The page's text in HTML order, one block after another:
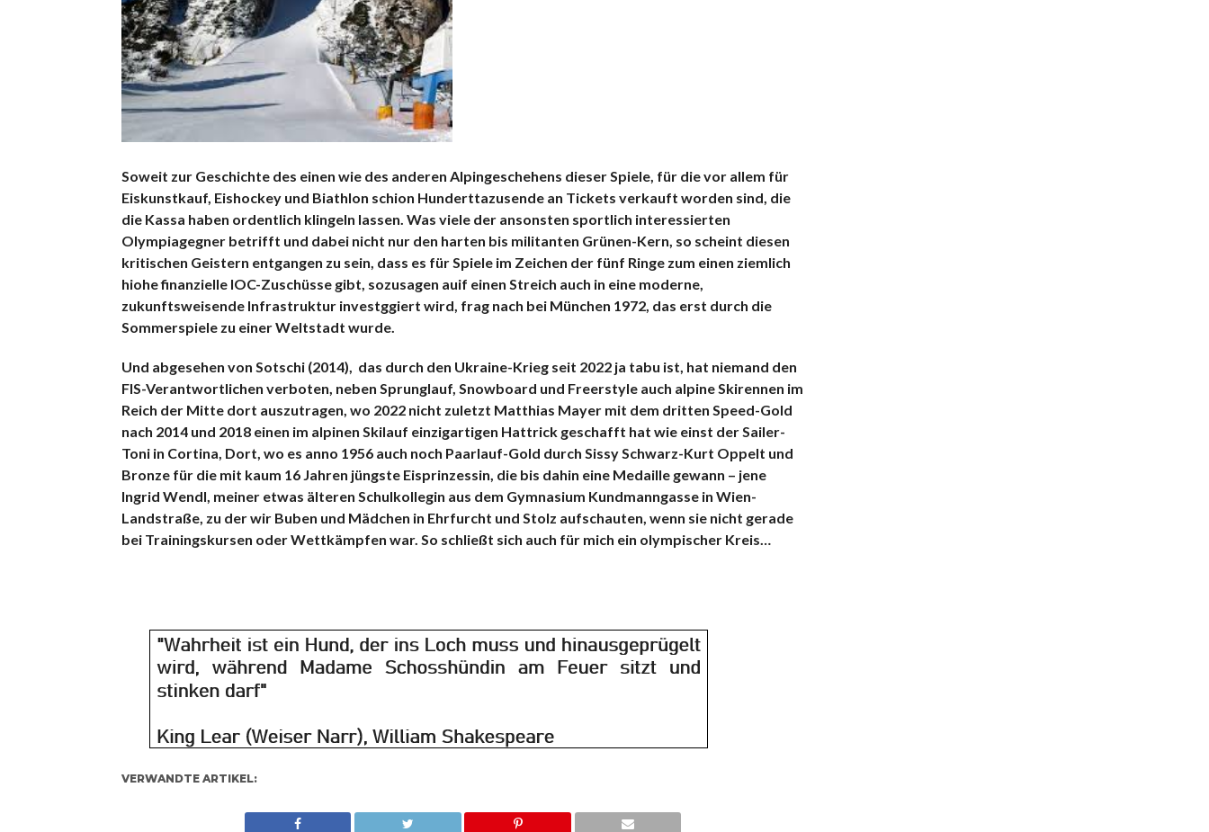
Soweit zur Geschichte des einen wie des anderen Alpingeschehens dieser Spiele, für die vor allem für
Eiskunstkauf, Eishockey und Biathlon schion Hunderttazusende an Tickets verkauft worden sind, die
die Kassa haben ordentlich klingeln lassen. Was viele der ansonsten sportlich interessierten
Olympiagegner betrifft und dabei nicht nur den harten bis militanten Grünen-Kern, so scheint diesen
kritischen Geistern entgangen zu sein, dass es für Spiele im Zeichen der fünf Ringe zum einen ziemlich
hiohe finanzielle IOC-Zuschüsse gibt, sozusagen auif einen Streich auch in eine moderne,
zukunftsweisende Infrastruktur investggiert wird, frag nach bei München 1972, das erst durch die
Sommerspiele zu einer Weltstadt wurde.
Und abgesehen von Sotschi (2014), das durch den Ukraine-Krieg seit 2022 ja tabu ist, hat niemand den
FIS-Verantwortlichen verboten, neben Sprunglauf, Snowboard und Freerstyle auch alpine Skirennen im
Reich der Mitte dort auszutragen, wo 2022 nicht zuletzt Matthias Mayer mit dem dritten Speed-Gold
nach 2014 und 2018 einen im alpinen Skilauf einzigartigen Hattrick geschafft hat wie einst der Sailer-
Toni in Cortina, Dort, wo es anno 1956 auch noch Paarlauf-Gold durch Sissy Schwarz-Kurt Oppelt und
Bronze für die mit kaum 16 Jahren jüngste Eisprinzessin, die bis dahin eine Medaille gewann – jene
Ingrid Wendl, meiner etwas älteren Schulkollegin aus dem Gymnasium Kundmanngasse in Wien-
Landstraße, zu der wir Buben und Mädchen in Ehrfurcht und Stolz aufschauten, wenn sie nicht gerade
bei Trainingskursen oder Wettkämpfen war. So schließt sich auch für mich ein olympischer Kreis…
VERWANDTE ARTIKEL: